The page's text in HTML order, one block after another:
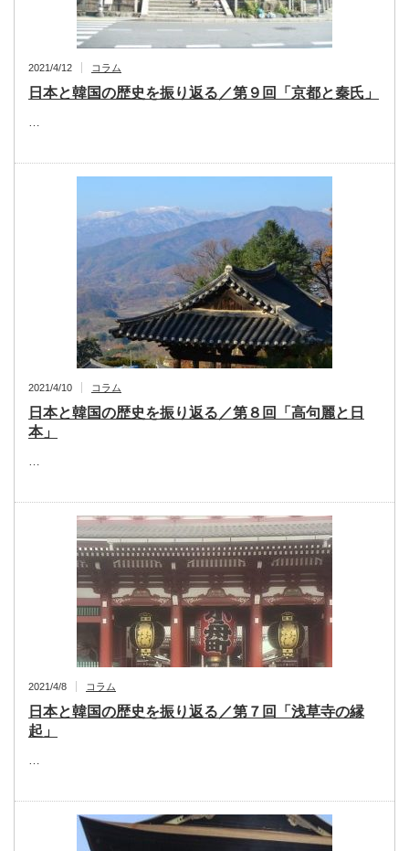
2021/4/12 コラム
日本と韓国の歴史を振り返る／第９回「京都と秦氏」
…
2021/4/10 コラム
日本と韓国の歴史を振り返る／第８回「高句麗と日
本」
…
2021/4/8 コラム
日本と韓国の歴史を振り返る／第７回「浅草寺の縁
起」
…